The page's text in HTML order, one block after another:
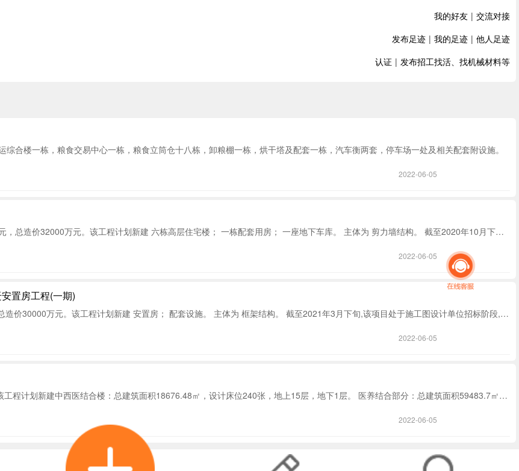
我的好友 | 交流对接
发布足迹 | 我的足迹 | 他人足迹
认证 | 发布招工找活、找机械材料等
合楼一栋，粮食交易中心一栋，粮食立筒仓十八栋，卸粮棚一栋，烘干塔及配套一栋，汽车衡两套，停车场一处及相关配套附设施。
2022-06-05
占地面积34986平方米，总建筑面积108000平方米，项目总投资额40000万元，总造价32000万元。该工程计划新建 六栋高层住宅楼； 一栋配套用房； 一座地下车库。 主体为 剪力墙结构。 截至2020年10月下旬项目处于主体施工单位招标阶段，预计2020年11月确定施工单位.
2022-06-05
置房工程(一期)
占地面积33642平方米,总建筑面积119514平方米,项目总投资额50000万元,总造价30000万元。该工程计划新建 安置房； 配套设施。 主体为 框架结构。 截至2021年3月下旬,该项目处于施工图设计单位招标阶段,预计2021年4月确定施工图设计单位.
2022-06-05
总建筑面积78160平方米，项目总投资额30000万元，总造价16000万元。 该工程计划新建中西医结合楼：总建筑面积18676.48㎡，设计床位240张，地上15层，地下1层。 医养结合部分：总建筑面积59483.7㎡，设计床位1170张1#（心血管专科楼）六层2#（脑血管专科楼）六层4#（老年病房楼）六层5#（老年病房楼）六层地下车库室外走廊及门卫室，公厕，污水处理站，垃圾中转站，太平间等附属配套设施配套建设室外活动场地，绿地等附属工程 主体为 框架结构。 截至2021年4月中旬，该项目处于主体施工单位招标阶段，预计2021年5月确定主体施工单位.
2022-06-05